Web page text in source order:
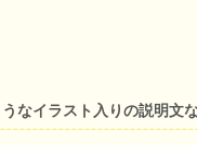
なイラスト入りの説明文